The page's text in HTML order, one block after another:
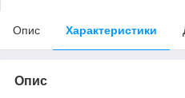
Опис Характеристики
Опис